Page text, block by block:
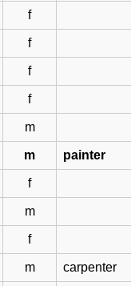
f
f
f
f
m
m painter
f
m
f
m carpenter